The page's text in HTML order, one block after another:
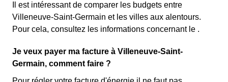
Il est intéressant de comparer les budgets entre
Villeneuve-Saint-Germain et les villes aux alentours.
Pour cela, consultez les informations concernant le .
Je veux payer ma facture à Villeneuve-Saint-
Germain, comment faire ?